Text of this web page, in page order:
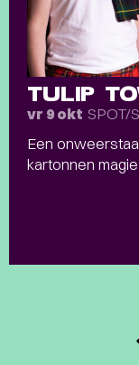
TULIP
vr 9 okt SPOT/
Een
kartonnen magie